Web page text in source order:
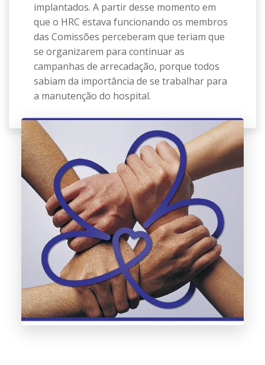
implantados. A partir desse momento em
que o HRC estava funcionando os membros
das Comissões perceberam que teriam que
se organizarem para continuar as
campanhas de arrecadação, porque todos
sabiam da importância de se trabalhar para
a manutenção do hospital.